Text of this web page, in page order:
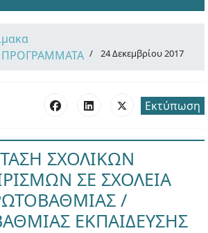
ΠΡΟΓΡΑΜΜΑΤΑ
24 Δεκεμβρίου 2017
Εκτύπωση
ΣΧΟΛΙΚΩΝ
ΣΕ ΣΧΟΛΕΙΑ
/
ΕΚΠΑΙΔΕΥΣΗΣ